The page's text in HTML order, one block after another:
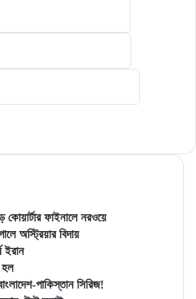
কোয়ার্টার ফাইনালে নরওয়ে
অস্ট্রিয়ার বিদায়
ইরান
হল
পাকিস্তান সিরিজ!